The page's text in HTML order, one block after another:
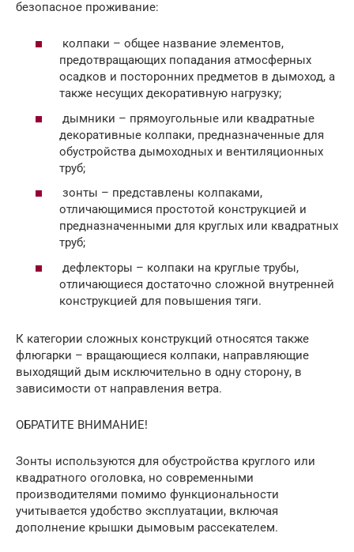
безопасное проживание:
колпаки – общее название элементов,
предотвращающих попадания атмосферных
осадков и посторонних предметов в дымоход, а
также несущих декоративную нагрузку;
дымники – прямоугольные или квадратные
декоративные колпаки, предназначенные для
обустройства дымоходных и вентиляционных
труб;
зонты – представлены колпаками,
отличающимися простотой конструкцией и
предназначенными для круглых или квадратных
труб;
дефлекторы – колпаки на круглые трубы,
отличающиеся достаточно сложной внутренней
конструкцией для повышения тяги.
К категории сложных конструкций относятся также
флюгарки – вращающиеся колпаки, направляющие
выходящий дым исключительно в одну сторону, в
зависимости от направления ветра.
ОБРАТИТЕ ВНИМАНИЕ!
Зонты используются для обустройства круглого или
квадратного оголовка, но современными
производителями помимо функциональности
учитывается удобство эксплуатации, включая
дополнение крышки дымовым рассекателем.